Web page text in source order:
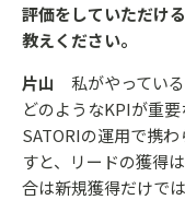
評価をしていただけ
教えください。
片山 私がやってい
どのようなKPIが重
SATORIの運用で携
すと、リードの獲得
合は新規獲得だけで